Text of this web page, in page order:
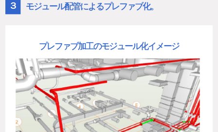
３ モジュール配管によるプレファブ化。
プレファブ加工のモジュール化イメージ